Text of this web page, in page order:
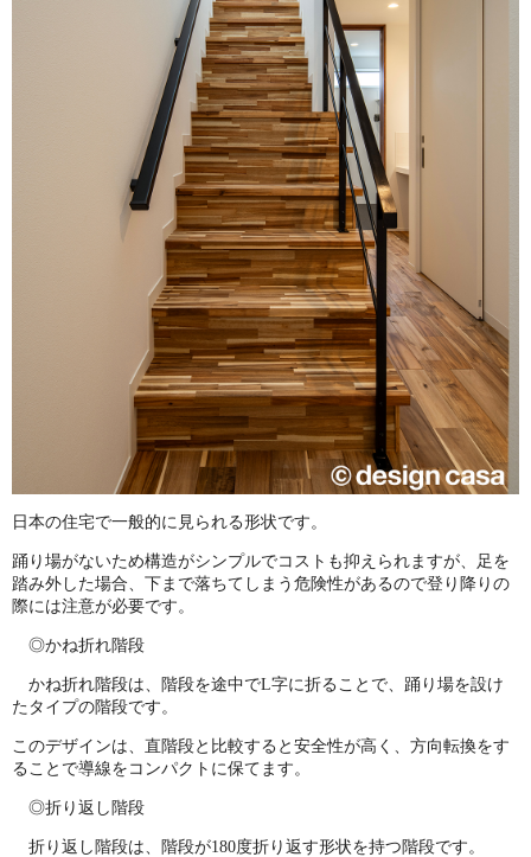
日本の住宅で一般的に見られる形状です。
踊り場がないため構造がシンプルでコストも抑えられますが、足を
踏み外した場合、下まで落ちてしまう危険性があるので登り降りの
際には注意が必要です。
◎かね折れ階段
かね折れ階段は、階段を途中でL字に折ることで、踊り場を設け
たタイプの階段です。
このデザインは、直階段と比較すると安全性が高く、方向転換をす
ることで導線をコンパクトに保てます。
◎折り返し階段
折り返し階段は、階段が180度折り返す形状を持つ階段です。